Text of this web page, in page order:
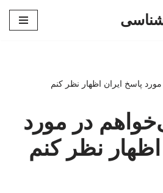
پاسخ ایران اظهار نظر کنم
در مورد
نظر کنم